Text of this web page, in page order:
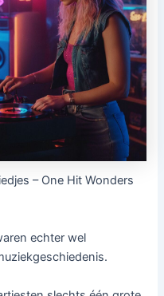
– One Hit Wonders
echter wel